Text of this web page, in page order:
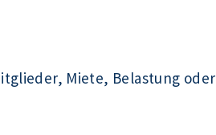
Miete, Belastung oder